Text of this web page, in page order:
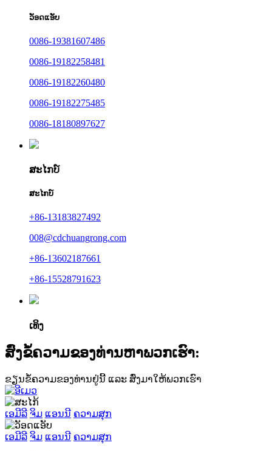
ວັອດແອັບ
0086-19381607486
0086-19182258481
0086-19182260480
0086-19182275485
0086-18180897627
ສະໄກບ໌
ສະໄກບ໌
+86-13183827492
008@cdchuangrong.com
+86-13602187661
+86-15528791623
ເທິງ
ສົ່ງຂໍ້ຄວາມຂອງທ່ານຫາພວກເຮົາ:
ຂຽນຂໍ້ຄວາມຂອງທ່ານຢູ່ນີ້ ແລະ ສົ່ງມາໃຫ້ພວກເຮົາ
ເອມີລີ ຈິມ ແອນນີ ຄວາມສຸກ
ເອມີລີ ຈິມ ແອນນີ ຄວາມສຸກ